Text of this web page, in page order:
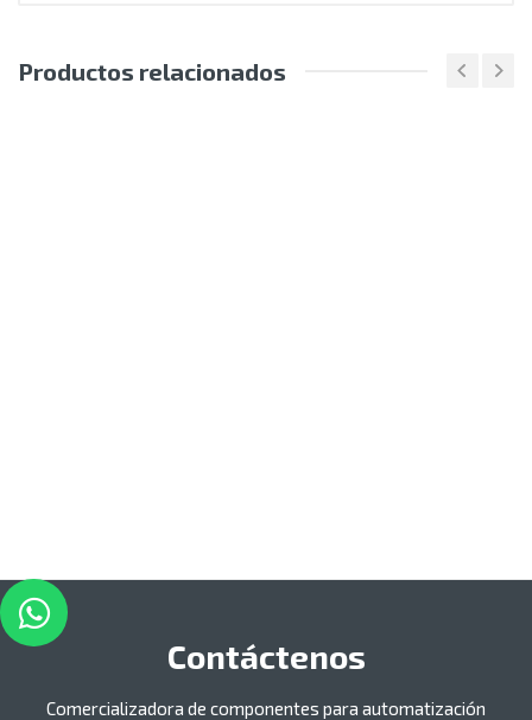
Productos relacionados
Contáctenos
Comercializadora de componentes para automatización